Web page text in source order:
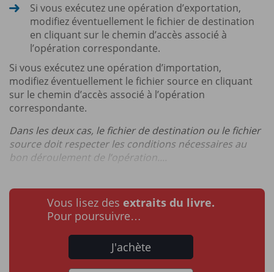
Si vous exécutez une opération d’exportation,
modifiez éventuellement le fichier de destination
en cliquant sur le chemin d’accès associé à
l’opération correspondante.
Si vous exécutez une opération d’importation,
modifiez éventuellement le fichier source en cliquant
sur le chemin d’accès associé à l’opération
correspondante.
Dans les deux cas, le fichier de destination ou le fichier
source doit respecter les conditions nécessaires au
bon déroulement de l’opération....
Vous lisez des extraits du livre.
Pour poursuivre…
J'achète